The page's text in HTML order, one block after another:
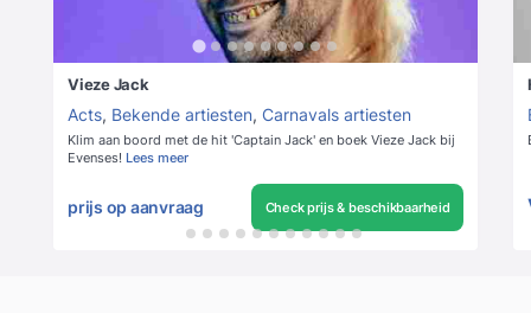
Vieze Jack
Acts, Bekende artiesten, Carnavals artiesten
Klim aan boord met de hit 'Captain Jack' en boek Vieze Jack bij
Evenses! Lees meer
prijs op aanvraag Check prijs & beschikbaarheid